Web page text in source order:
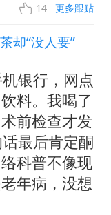
14 更多跟贴
却“没人要”
银行，网点
料。我喝了
前检查才发
最后肯定酮
科普不像现
年病，没想